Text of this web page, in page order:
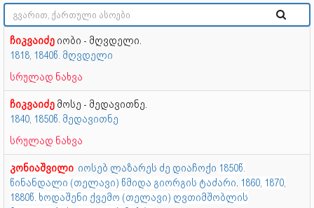
ჩიკვაიძე იობი - მღვდელი.
1818, 1840წ. მღვდელი
სრულად ნახვა
ჩიკვაიძე მოსე - მედავითნე.
1840, 1850წ. მედავითნე
სრულად ნახვა
კონიაშვილი იოსებ ლაზარეს ძე დიაჩოქი 1850წ.
წინანდალი (თელავი) წმიდა გიორგის ტაძარი. 1860, 1870,
1880წ. ხოდაშენი ქვემო (თელავი) ღვთიმშობლის